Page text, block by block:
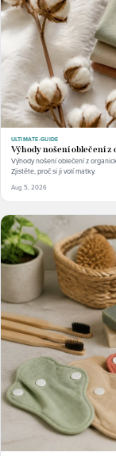
ULTIMATE-GUIDE
Výhody nošení oblečení z
Výhody nošení oblečení z
Zjistěte, proč si ji volí matky.
Aug 5, 2026